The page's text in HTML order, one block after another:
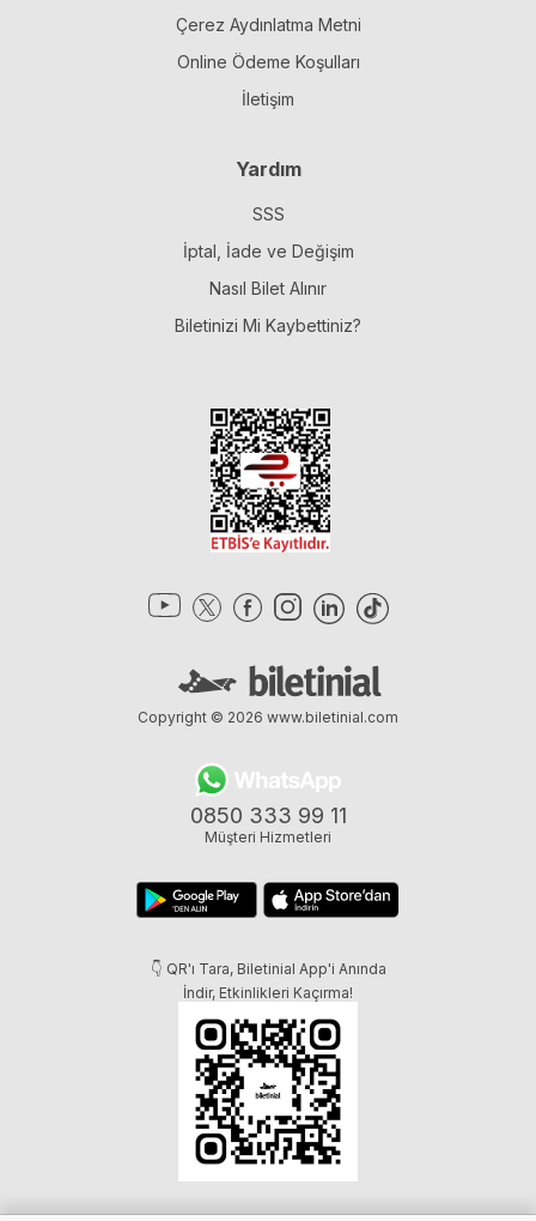
Çerez Aydınlatma Metni
Online Ödeme Koşulları
İletişim
Yardım
SSS
İptal, İade ve Değişim
Nasıl Bilet Alınır
Biletinizi Mi Kaybettiniz?
0850 333 99 11
Müşteri Hizmetleri
👇 QR'ı Tara, Biletinial App'i Anında
İndir, Etkinlikleri Kaçırma!
Copyright © 2026 www.biletinial.com